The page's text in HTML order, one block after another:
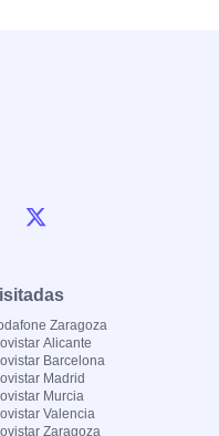
Zaragoza
Alicante
Barcelona
Madrid
Murcia
Valencia
Zaragoza